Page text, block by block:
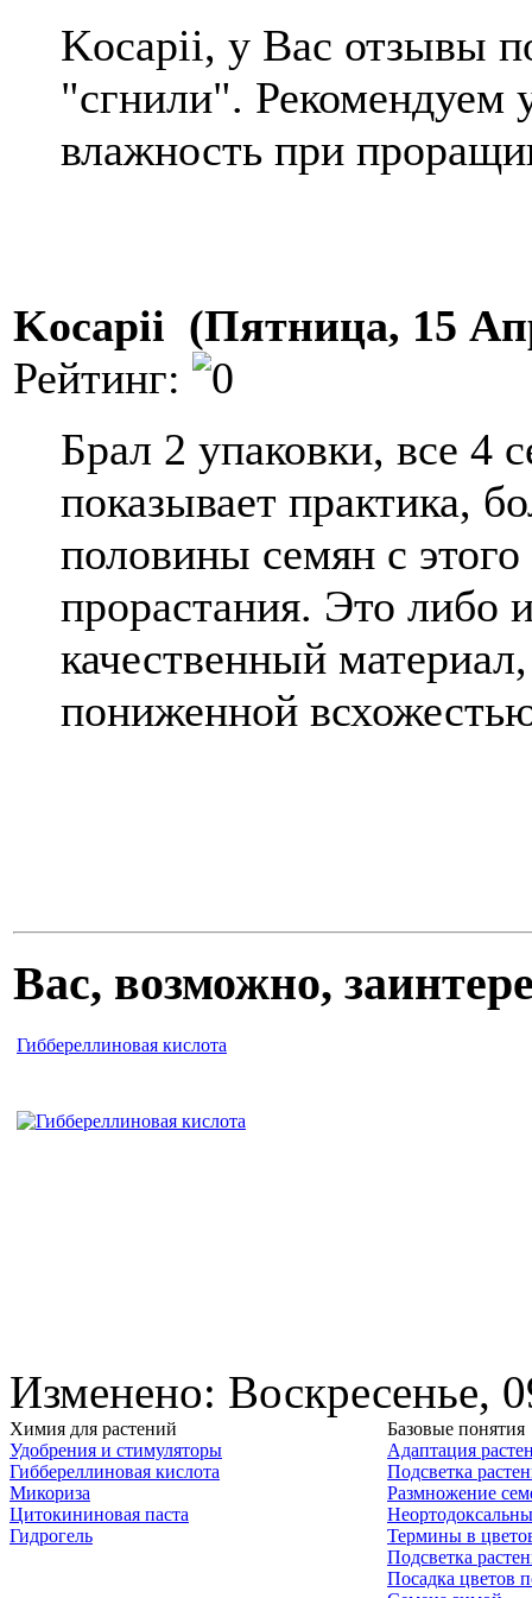
Kocapii, у Вас отзывы
"сгнили". Рекомендуем
влажность при
Kocapii (Пятница, 15
Рейтинг:
Брал 2 упаковки, все 4
показывает практика,
половины семян с
прорастания. Это либо
качественный
пониженной
Вас, возможно,
Гиббереллиновая кислота
Изменено: Воскресенье,
Химия для растений
Удобрения и стимуляторы
Гиббереллиновая кислота
Микориза
Цитокининовая паста
Гидрогель
Базовые понятия
Адаптация
Подсветка
Размножение
Термины в
Подсветка
Посадка цветов